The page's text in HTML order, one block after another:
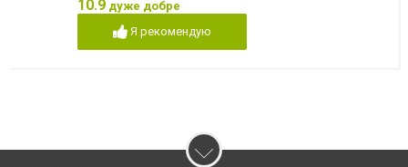
10.9 дуже добре
Я рекомендую